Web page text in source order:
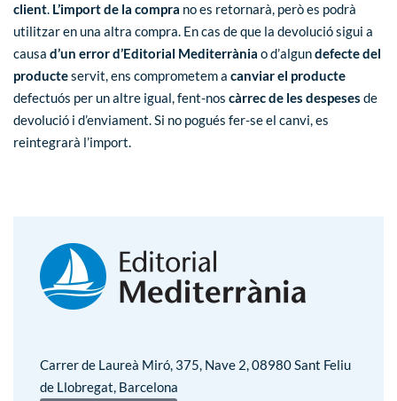
client. L’import de la compra no es retornarà, però es podrà
utilitzar en una altra compra. En cas de que la devolució sigui a
causa d’un error d’Editorial Mediterrània o d’algundefecte del
producteservit, ens comprometem a canviar el producte
defectuós per un altre igual, fent-nos càrrec de les despeses de
devolució i d’enviament. Si no pogués fer-se el canvi, es
reintegrarà l’import.
Carrer de Laureà Miró, 375, Nave 2, 08980 Sant Feliu
de Llobregat, Barcelona